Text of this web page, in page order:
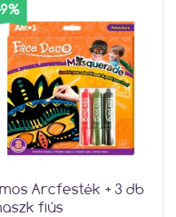
Arcfesték + 3 db
fiús